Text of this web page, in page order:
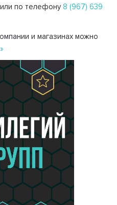
по телефону8 (967) 639
и магазинах можно